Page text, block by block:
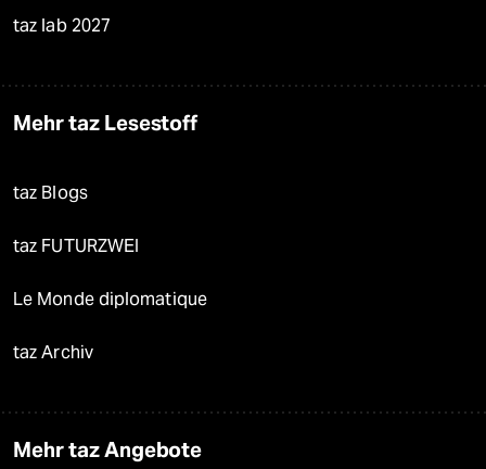
taz lab 2027
Mehr taz Lesestoff
taz Blogs
taz FUTURZWEI
Le Monde diplomatique
taz Archiv
Mehr taz Angebote